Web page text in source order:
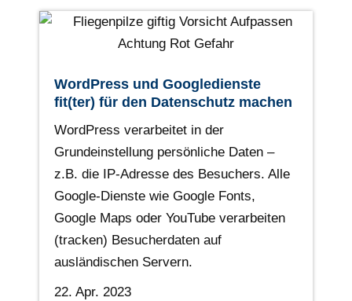
WordPress und Googledienste
fit(ter) für den Datenschutz machen
WordPress verarbeitet in der
Grundeinstellung persönliche Daten –
z.B. die IP-Adresse des Besuchers. Alle
Google-Dienste wie Google Fonts,
Google Maps oder YouTube verarbeiten
(tracken) Besucherdaten auf
ausländischen Servern.
22. Apr. 2023